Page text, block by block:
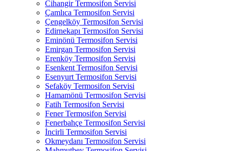
Cihangir Termosifon Servisi
Çamlıca Termosifon Servisi
Çengelköy Termosifon Servisi
Edirnekapı Termosifon Servisi
Eminönü Termosifon Servisi
Emirgan Termosifon Servisi
Erenköy Termosifon Servisi
Esenkent Termosifon Servisi
Esenyurt Termosifon Servisi
Sefaköy Termosifon Servisi
Hamamönü Termosifon Servisi
Fatih Termosifon Servisi
Fener Termosifon Servisi
Fenerbahçe Termosifon Servisi
İncirli Termosifon Servisi
Okmeydanı Termosifon Servisi